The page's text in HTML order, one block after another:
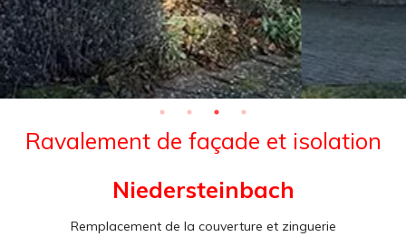
Ravalement de façade et isolation
Niedersteinbach
Remplacement de la couverture et zinguerie